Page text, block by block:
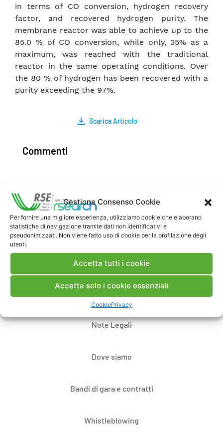
Gestione Consenso Cookie
Per fornire una migliore esperienza, utilizziamo cookie che elaborano
statistiche di navigazione tramite dati non identificativi e
pseudonimizzati. Non viene fatto uso di cookie per la profilazione degli
utenti.
Accetta tutti i cookie
Accetta solo i cookie essenziali
CookiePrivacy
in terms of CO conversion, hydrogen recovery
factor, and recovered hydrogen purity. The
membrane reactor was able to achieve up to the
85.0 % of CO conversion, while only, 35% as a
maximum, was reached with the traditional
reactor in the same operating conditions. Over
the 80 % of hydrogen has been recovered with a
purity exceeding the 97%.
Scarica Articolo
Commenti
Pubblica un commento
Note Legali
Dove siamo
Bandi di gara e contratti
Whistleblowing